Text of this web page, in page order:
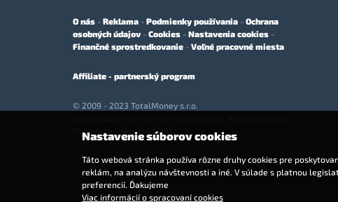
O nás - Reklama - Podmienky používania - Ochrana
osobných údajov - Cookies - Nastavenia cookies -
Finančné sprostredkovanie - Voľné pracovné miesta
Affiliate - partnerský program
© 2009 - 2023 TotalMoney s.r.o.
Slovenska - reg. č. 127292)
Nastavenie súborov cookies
Táto webová stránka používa rôzne druhy cookies pre
reklám, na analýzu návštevnosti a iné. V súlade s platnou
preferencií. Ďakujeme
Viac informácií o spracovaní cookies